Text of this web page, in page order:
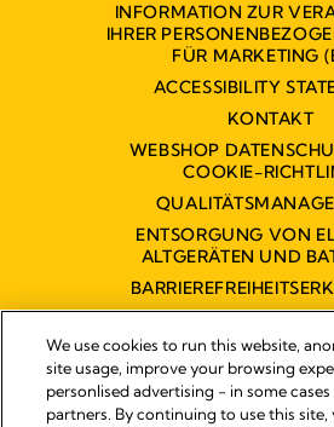
INFORMATION ZUR
IHRER
FÜR MARKETING
ACCESSIBILITY
KONTAKT
WEBSHOP
COOKIE-
ENTSORGUNG VON
ALTGERÄTEN UND
We use cookies to run this website,
site usage, improve your browsing
personlised advertising - in some
partners. By continuing to use this